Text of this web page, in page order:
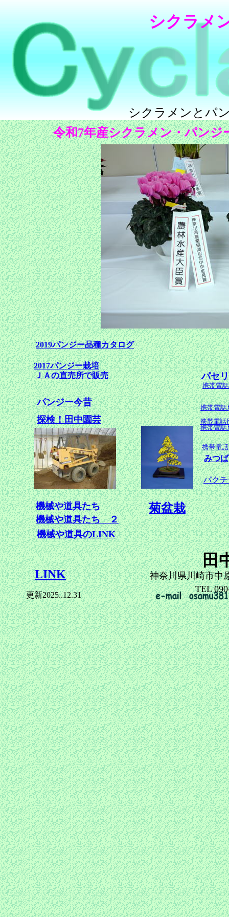
シクラメ
みつば
シクラメンとパ
令和7年産シクラメン・パンジ
パセ
2019パンジー品種カタログ
ＪＡの直売所で販売
探検！田中園芸
2017パンジー栽培
パンジー今昔
携帯電
携帯電
携帯電
TEL
パク
更新2025..12.31
LINK
機械や道具のLINK
機械や道具たち ２
機械や道具たち
田
神奈川県川崎市
携帯電
携帯電
菊盆栽